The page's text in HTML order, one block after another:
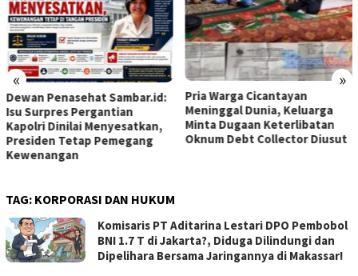
« »
Sambar.id:
Pergantian
Menyesatkan,
Pemegang
Pria Warga Cicantayan
Meninggal Dunia, Keluarga
Minta Dugaan Keterlibatan
Oknum Debt Collector Diusut
Polres
Secara
Kereta
TAG: KORPORASI DAN HUKUM
Komisaris PT Aditarina Lestari DPO Pembobol
BNI 1.7 T di Jakarta?, Diduga Dilindungi dan
Dipelihara Bersama Jaringannya di Makassar!